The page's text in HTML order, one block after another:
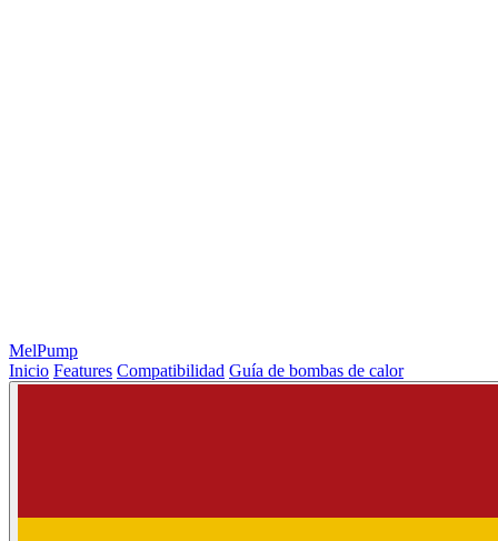
MelPump
Inicio Features Compatibilidad Guía de bombas de calor